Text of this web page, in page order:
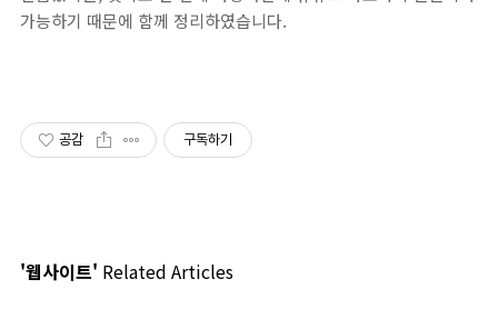
가능하기 때문에 함께 정리하였습니다.
공감 구독하기
'웹사이트' Related Articles